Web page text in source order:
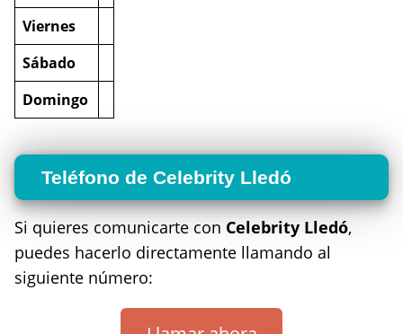
Viernes
Sábado
Domingo
Teléfono de Celebrity Lledó
Si quieres comunicarte con Celebrity Lledó,
puedes hacerlo directamente llamando al
siguiente número: